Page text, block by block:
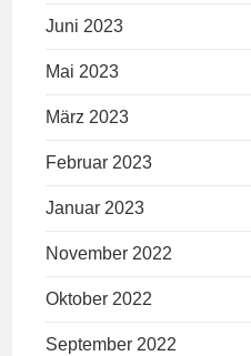
Juni 2023
Mai 2023
März 2023
Februar 2023
Januar 2023
November 2022
Oktober 2022
September 2022